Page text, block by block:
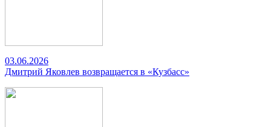
03.06.2026
Дмитрий Яковлев возвращается в «Кузбасс»